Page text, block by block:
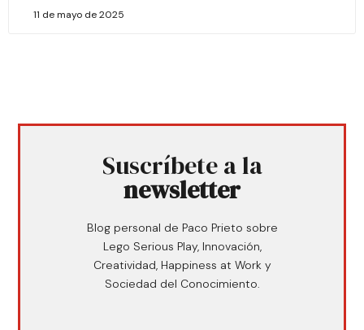
11 de mayo de 2025
Suscríbete a la
newsletter
Blog personal de Paco Prieto sobre
Lego Serious Play, Innovación,
Creatividad, Happiness at Work y
Sociedad del Conocimiento.